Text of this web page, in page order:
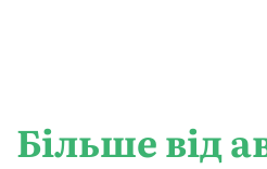
Більше від